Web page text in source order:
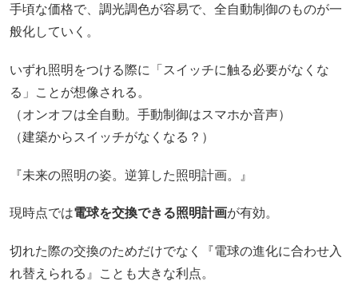
手頃な価格で、調光調色が容易で、全自動制御のものが一
般化していく。
いずれ照明をつける際に「スイッチに触る必要がなくな
る」ことが想像される。
（オンオフは全自動。手動制御はスマホか音声）
（建築からスイッチがなくなる？）
『未来の照明の姿。逆算した照明計画。』
現時点では電球を交換できる照明計画が有効。
切れた際の交換のためだけでなく『電球の進化に合わせ入
れ替えられる』ことも大きな利点。